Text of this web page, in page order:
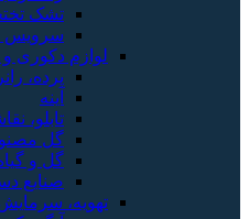
تشک
سرویس
لوازم دکوری و
پرده،
آینه
تابلو،
گل
گل و
صنایع
تهویه،